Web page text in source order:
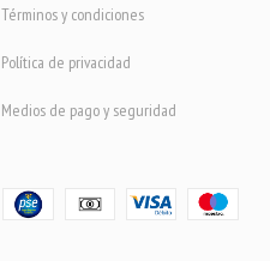
Términos y condiciones
Política de privacidad
Medios de pago y seguridad